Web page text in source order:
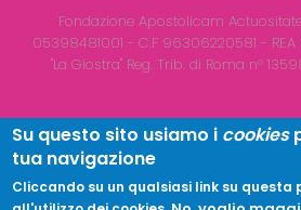
Fondazione Apostolicam
05398481001 - C.F 96306220581 -
"La Giostra" Reg. Trib. di Roma n°
Copyright © 2026LA GIOSTRA | All
Su questo sito usiamo i cookies
tua navigazione
Cliccando su un qualsiasi link su questa